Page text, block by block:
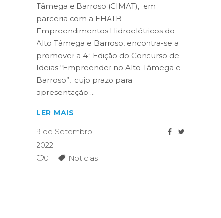
Tâmega e Barroso (CIMAT), em
parceria com a EHATB –
Empreendimentos Hidroelétricos do
Alto Tâmega e Barroso, encontra-se a
promover a 4ª Edição do Concurso de
Ideias “Empreender no Alto Tâmega e
Barroso”, cujo prazo para
apresentação
LER MAIS
9 de Setembro,
2022
0
Notícias